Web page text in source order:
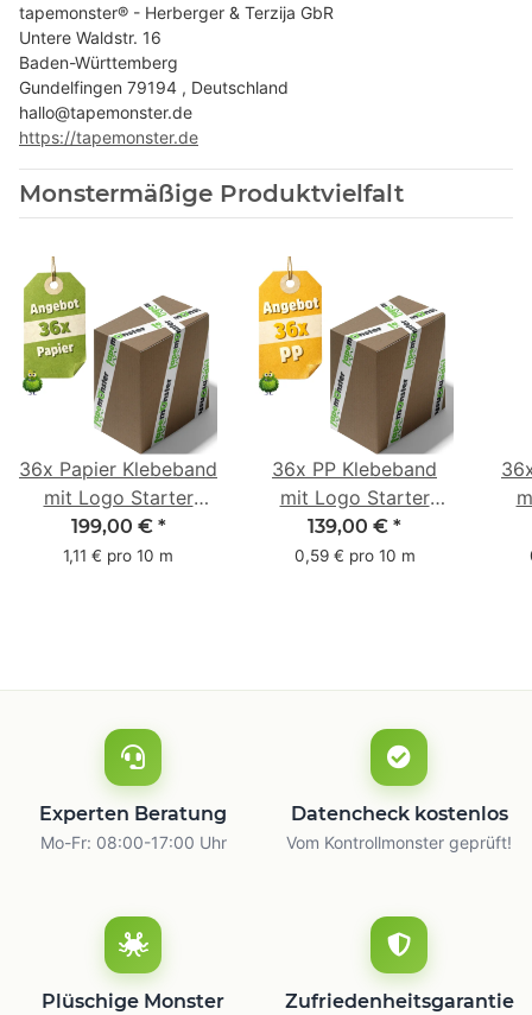
tapemonster® - Herberger & Terzija GbR
Untere Waldstr. 16
Baden-Württemberg
Gundelfingen 79194 , Deutschland
hallo@tapemonster.de
https://tapemonster.de
Monstermäßige Produktvielfalt
36x Papier Klebeband
mit Logo Starter
Pack - 1-farbig- 50
mm x 50 m - mit
199,00 € *
1,11 € pro 10 m
36x PP Klebeband
mit Logo Starter
Pack - 1-farbig- 48
mm x 66 m
139,00 € *
0,59 € pro 10 m
Experten Beratung
Mo-Fr: 08:00-17:00 Uhr
Datencheck kostenlos
Vom Kontrollmonster geprüft!
Plüschige Monster Zufriedenheitsgarantie